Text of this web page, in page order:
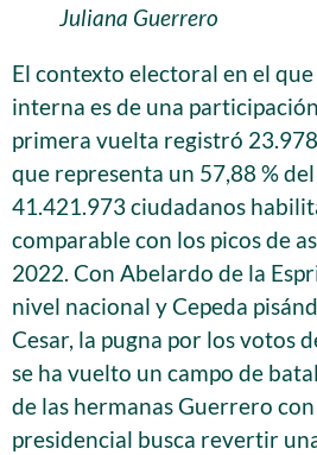
Juliana Guerrero
El contexto electoral en el
interna es de una
primera vuelta registró
que representa un 57,88 %
41.421.973 ciudadanos
comparable con los picos de
2022. Con Abelardo de la
nivel nacional y Cepeda
Cesar, la pugna por los votos
se ha vuelto un campo de
de las hermanas Guerrero
presidencial busca revertir